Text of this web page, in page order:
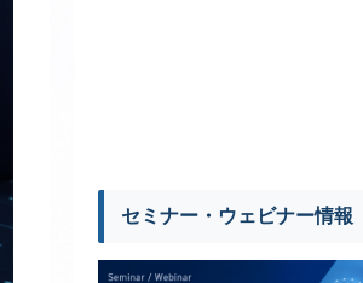
セミナー・ウェビナー情報